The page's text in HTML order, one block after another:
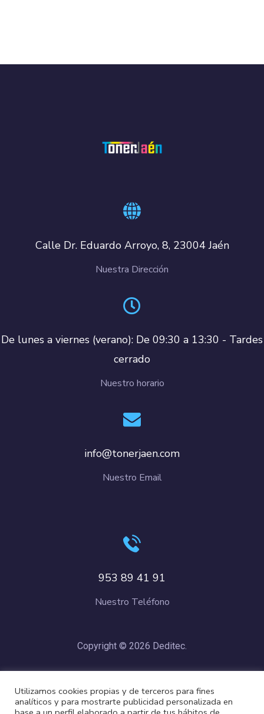
Calle Dr. Eduardo Arroyo, 8, 23004 Jaén
Nuestra Dirección
De lunes a viernes (verano): De 09:30 a 13:30 - Tardes
cerrado
Nuestro horario
info@tonerjaen.com
Nuestro Email
953 89 41 91
Nuestro Teléfono
Copyright © 2026 Deditec.
Cookies
Utilizamos cookies propias y de terceros para fines
analíticos y para mostrarte publicidad personalizada en